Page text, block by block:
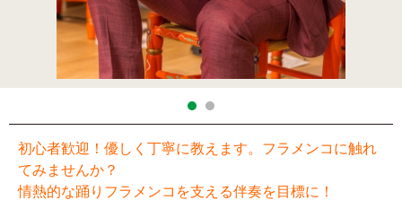
初心者歓迎！優しく丁寧に教えます。フラメンコに触れ
てみませんか？
情熱的な踊りフラメンコを支える伴奏を目標に！